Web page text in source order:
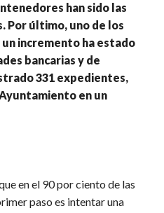
han sido las
Por último, uno de los
incremento ha estado
bancarias y de
331 expedientes,
en un
en el 90 por ciento de las
paso es intentar una